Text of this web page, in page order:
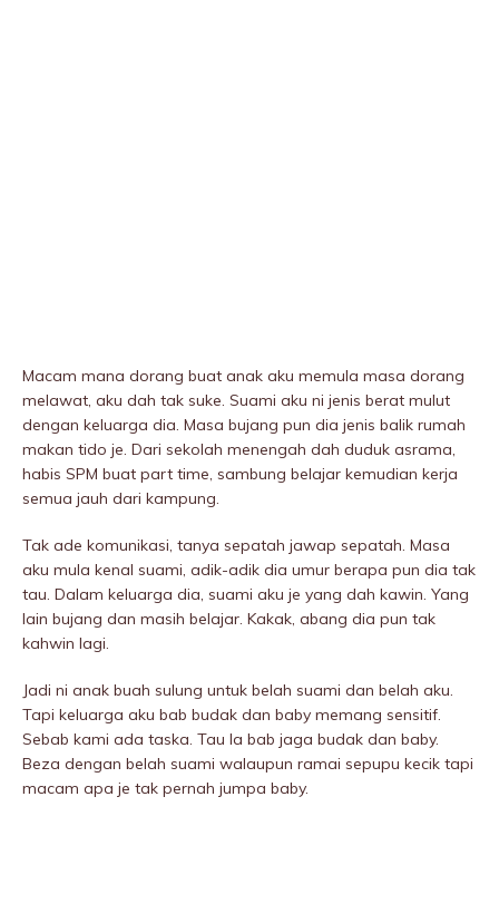
Macam mana dorang buat anak aku memula masa dorang
melawat, aku dah tak suke. Suami aku ni jenis berat mulut
dengan keluarga dia. Masa bujang pun dia jenis balik rumah
makan tido je. Dari sekolah menengah dah duduk asrama,
habis SPM buat part time, sambung belajar kemudian kerja
semua jauh dari kampung.
Tak ade komunikasi, tanya sepatah jawap sepatah. Masa
aku mula kenal suami, adik-adik dia umur berapa pun dia tak
tau. Dalam keluarga dia, suami aku je yang dah kawin. Yang
lain bujang dan masih belajar. Kakak, abang dia pun tak
kahwin lagi.
Jadi ni anak buah sulung untuk beIah suami dan beIah aku.
Tapi keluarga aku bab budak dan baby memang sensitif.
Sebab kami ada taska. Tau la bab jaga budak dan baby.
Beza dengan beIah suami walaupun ramai sepupu kecik tapi
macam apa je tak pernah jumpa baby.